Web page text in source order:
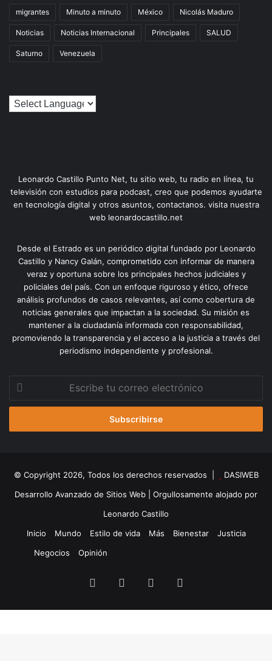
migrantes Minuto a minuto México Nicolás Maduro
Noticias Noticias Internacional Principales SALUD
Saturno Venezuela
Leonardo Castillo Punto Net, tu sitio web, tu radio en línea, tu
televisión con estudios para podcast, creo que podemos ayudarte
en tecnología digital y otros asuntos, contactanos. visita nuestra
web leonardocastillo.net
Desde el Estrado es un periódico digital fundado por Leonardo
Castillo y Nancy Galán, comprometido con informar de manera
veraz y oportuna sobre los principales hechos judiciales y
policiales del país. Con un enfoque riguroso y ético, ofrece
análisis profundos de casos relevantes, así como cobertura de
noticias generales que impactan a la sociedad. Su misión es
mantener a la ciudadanía informada con responsabilidad,
promoviendo la transparencia y el acceso a la justicia a través del
periodismo independiente y profesional.
correo
© Copyright 2026, Todos los derechos reservados |
DASIWEB
Desarrollo Avanzado de Sitios Web | Orgullosamente alojado por
Leonardo Castillo
Inicio
Mundo Estilo de vida Más Bienestar
Justicia
Negocios
Opinión
Facebook YouTube